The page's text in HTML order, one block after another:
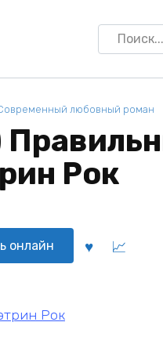
Search
for:
любовный роман
Рок
онлайн
Рок